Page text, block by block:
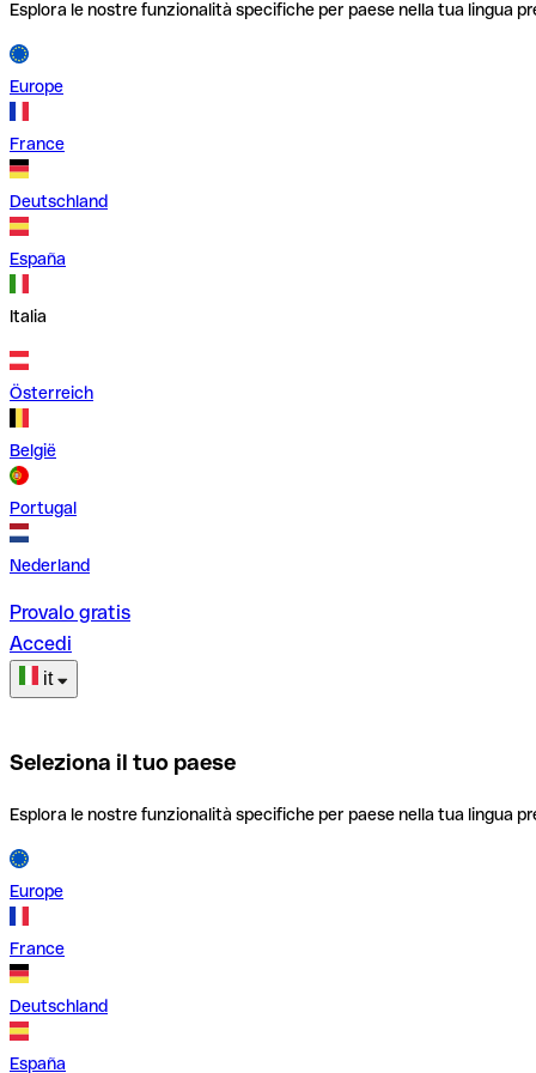
Esplora le nostre funzionalità specifiche per paese nella tua lingua
Europe
France
Deutschland
España
Italia
Österreich
België
Portugal
Nederland
Provalo gratis
Accedi
it
Seleziona il tuo paese
Esplora le nostre funzionalità specifiche per paese nella tua lingua
Europe
France
Deutschland
España